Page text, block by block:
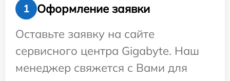
1
Оформление заявки
Оставьте заявку на сайте
сервисного центра Gigabyte. Наш
менеджер свяжется с Вами для